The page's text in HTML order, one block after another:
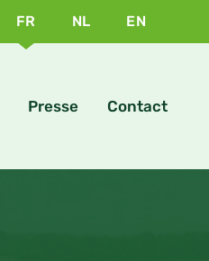
FR NL EN
Presse Contact